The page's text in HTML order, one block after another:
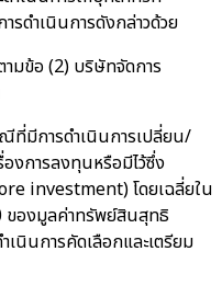
รดำเนินการดังกล่าวด้วย
ามข้อ (2) บริษัทจัดการ
ที่มีการดำเนินการเปลี่ยน/
องการลงทุนหรือมีไว้ซึ่ง
investment) โดยเฉลี่ยใน
ของมูลค่าทรัพย์สินสุทธิ
นินการคัดเลือกและเตรียม